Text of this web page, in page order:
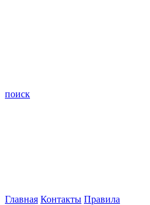
поиск
Главная Контакты Правила